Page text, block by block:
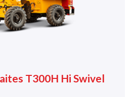
T300H Hi Swivel